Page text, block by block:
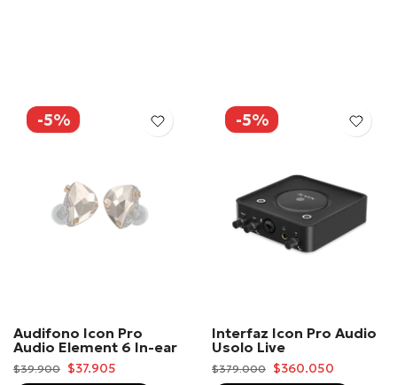
-5%
Audifono Icon Pro
Audio Element 6 In-ear
$39.900 $37.905
-5%
Interfaz Icon Pro Audio
Usolo Live
$379.000 $360.050